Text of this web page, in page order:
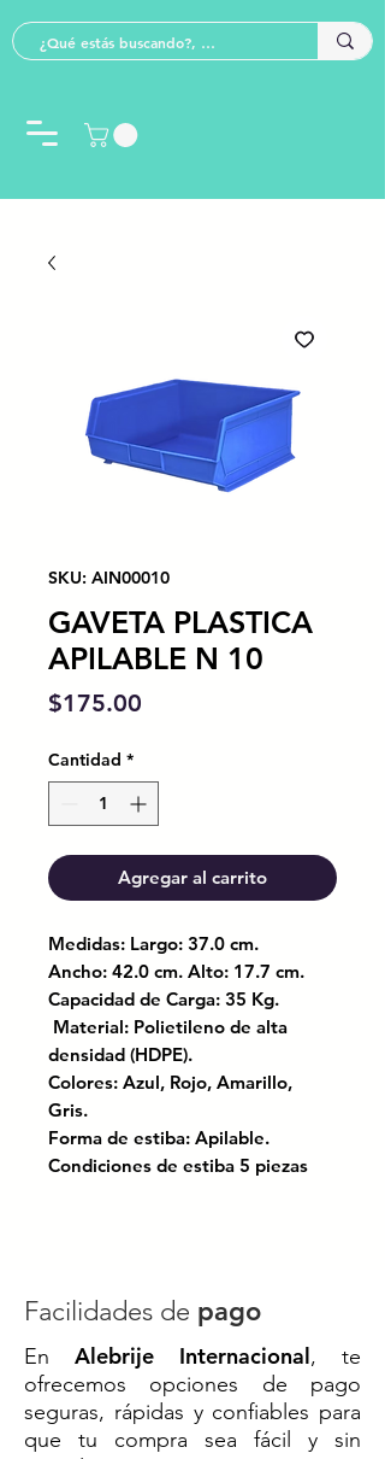
SKU: AIN00010
GAVETA PLASTICA
APILABLE N 10
$175.00
Cantidad *
Agregar al carrito
Medidas: Largo: 37.0 cm.
Ancho: 42.0 cm. Alto: 17.7 cm.
Capacidad de Carga: 35 Kg.
Material: Polietileno de alta
densidad (HDPE).
Colores: Azul, Rojo, Amarillo,
Gris.
Forma de estiba: Apilable.
Condiciones de estiba 5 piezas
Ideales para organizar y
almacenar artículos en hogares,
oficinas o almacenes. Con diseño
apilable y resistente, permiten un
Facilidades de pago
En Alebrije Internacional, te
ofrecemos opciones de pago
seguras, rápidas y confiables para
que tu compra sea fácil y sin